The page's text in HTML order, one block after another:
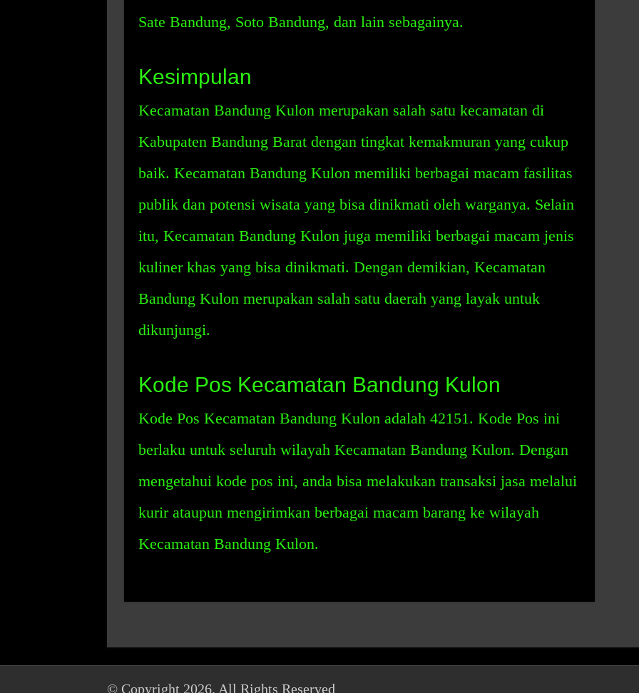
Sate Bandung, Soto Bandung, dan lain sebagainya.
Kesimpulan
Kecamatan Bandung Kulon merupakan salah satu kecamatan di
Kabupaten Bandung Barat dengan tingkat kemakmuran yang cukup
baik. Kecamatan Bandung Kulon memiliki berbagai macam fasilitas
publik dan potensi wisata yang bisa dinikmati oleh warganya. Selain
itu, Kecamatan Bandung Kulon juga memiliki berbagai macam jenis
kuliner khas yang bisa dinikmati. Dengan demikian, Kecamatan
Bandung Kulon merupakan salah satu daerah yang layak untuk
dikunjungi.
Kode Pos Kecamatan Bandung Kulon
Kode Pos Kecamatan Bandung Kulon adalah 42151. Kode Pos ini
berlaku untuk seluruh wilayah Kecamatan Bandung Kulon. Dengan
mengetahui kode pos ini, anda bisa melakukan transaksi jasa melalui
kurir ataupun mengirimkan berbagai macam barang ke wilayah
Kecamatan Bandung Kulon.
© Copyright 2026, All Rights Reserved